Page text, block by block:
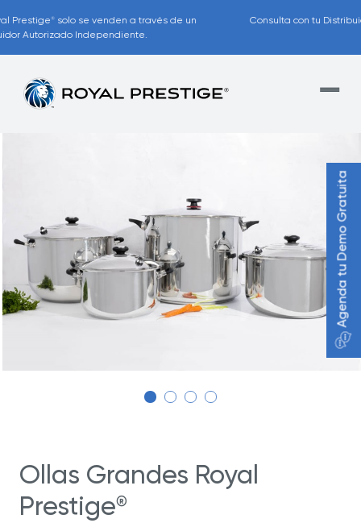
Consulta con tu Distribuidor los accesibles planes de pago disponibles
Ollas Grandes Royal
Prestige®
Agenda tu Demo Gratuita